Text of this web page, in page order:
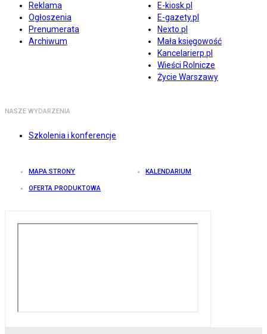
Reklama
Ogłoszenia
Prenumerata
Archiwum
E-kiosk.pl
E-gazety.pl
Nexto.pl
Mała księgowość
Kancelarierp.pl
Wieści Rolnicze
Życie Warszawy
NASZE WYDARZENIA
Szkolenia i konferencje
MAPA STRONY KALENDARIUM
OFERTA PRODUKTOWA